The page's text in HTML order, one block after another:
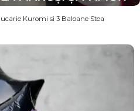
Kuromi si 3 Baloane Stea